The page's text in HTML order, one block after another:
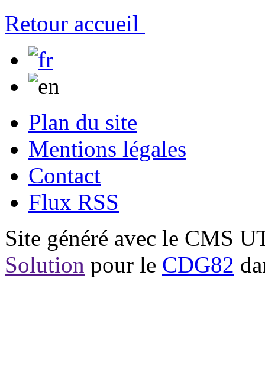
Retour accueil
Plan du site
Mentions légales
Contact
Flux RSS
Site généré avec le CMS
Solution pour le CDG82